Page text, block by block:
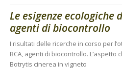
Le esigenze ecologiche
agenti di biocontrollo
I risultati delle ricerche in corso per
BCA, agenti di biocontrollo. L’aspetto
Botrytis cinerea in vigneto